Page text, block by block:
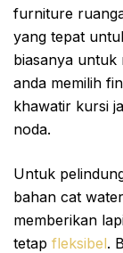
furniture
yang tepat
biasanya untuk
anda memilih
khawatir kursi
noda.
Untuk
bahan cat
memberikan
tetap fleksibel.